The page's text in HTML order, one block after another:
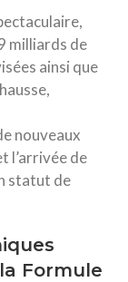
milliards de
ainsi que
nouveaux
l’arrivée de
statut de
Formule